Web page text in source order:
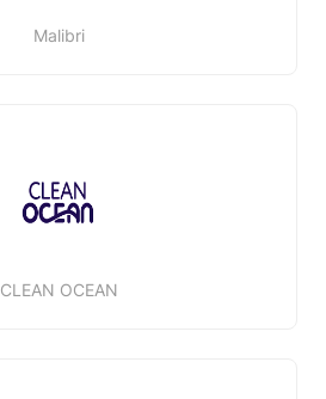
Malibri
CLEAN OCEAN